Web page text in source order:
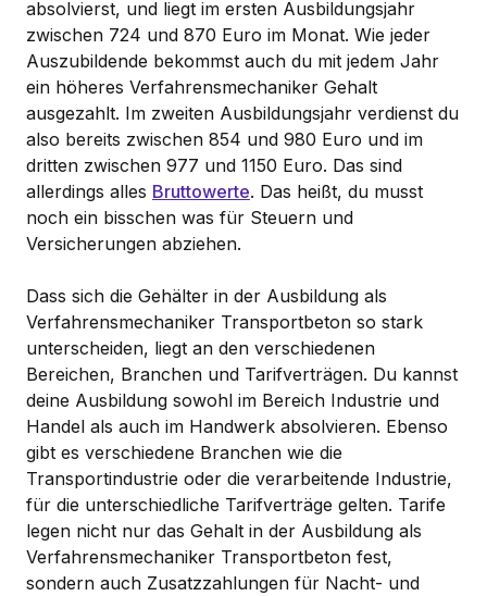
absolvierst, und liegt im ersten Ausbildungsjahr
zwischen 724 und 870 Euro im Monat. Wie jeder
Auszubildende bekommst auch du mit jedem Jahr
ein höheres Verfahrensmechaniker Gehalt
ausgezahlt. Im zweiten Ausbildungsjahr verdienst du
also bereits zwischen 854 und 980 Euro und im
dritten zwischen 977 und 1150 Euro. Das sind
allerdings alles Bruttowerte. Das heißt, du musst
noch ein bisschen was für Steuern und
Versicherungen abziehen.
Dass sich die Gehälter in der Ausbildung als
Verfahrensmechaniker Transportbeton so stark
unterscheiden, liegt an den verschiedenen
Bereichen, Branchen und Tarifverträgen. Du kannst
deine Ausbildung sowohl im Bereich Industrie und
Handel als auch im Handwerk absolvieren. Ebenso
gibt es verschiedene Branchen wie die
Transportindustrie oder die verarbeitende Industrie,
für die unterschiedliche Tarifverträge gelten. Tarife
legen nicht nur das Gehalt in der Ausbildung als
Verfahrensmechaniker Transportbeton fest,
sondern auch Zusatzzahlungen für Nacht- und